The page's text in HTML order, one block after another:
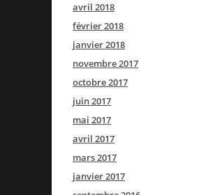
avril 2018
février 2018
janvier 2018
novembre 2017
octobre 2017
juin 2017
mai 2017
avril 2017
mars 2017
janvier 2017